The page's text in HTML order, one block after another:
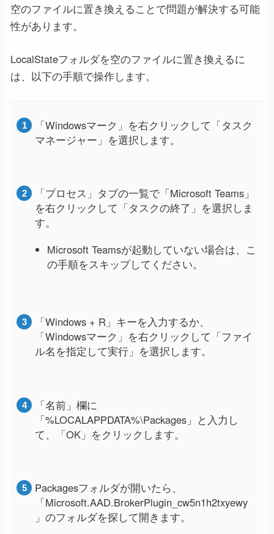
空のファイルに置き換えることで問題が解決する可能
性があります。
LocalStateフォルダを空のファイルに置き換えるに
は、以下の手順で操作します。
「Windowsマーク」を右クリックして「タスク
マネージャー」を選択します。
「プロセス」タブの一覧で「Microsoft Teams」
を右クリックして「タスクの終了」を選択しま
す。
Microsoft Teamsが起動していない場合は、こ
の手順をスキップしてください。
「Windows + R」キーを入力するか、
「Windowsマーク」を右クリックして「ファイ
ル名を指定して実行」を選択します。
「名前」欄に
「%LOCALAPPDATA%\Packages」と入力し
て、「OK」をクリックします。
Packagesフォルダが開いたら、
「Microsoft.AAD.BrokerPlugin_cw5n1h2txyewy
」のフォルダを探して開きます。